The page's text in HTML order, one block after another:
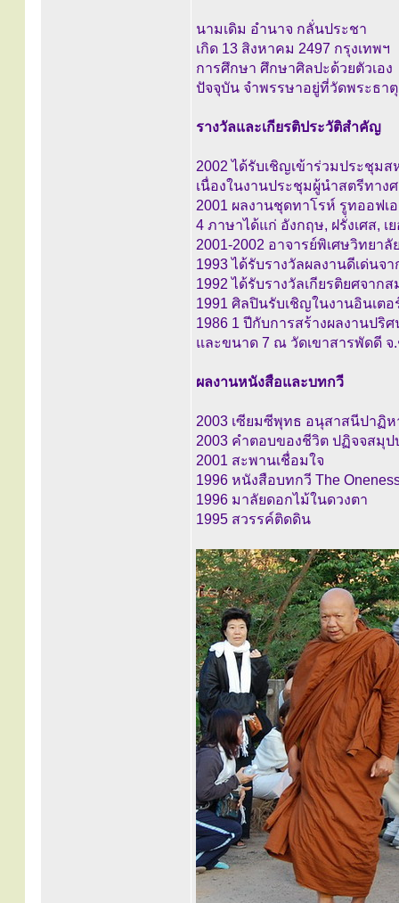
นามเดิม อำนาจ กลั่นประชา
เกิด 13 สิงหาคม 2497 กรุงเทพฯ
การศึกษา ศึกษาศิลปะด้วยตัวเอง
ปัจจุบัน จำพรรษาอยู่ที่วัดพระธา
รางวัลและเกียรติประวัติสำคัญ
2002 ได้รับเชิญเข้าร่วมประชุม
เนื่องในงานประชุมผู้นำสตรีทา
2001 ผลงานชุดทาโรห์ รูทออฟเ
4 ภาษาได้แก่ อังกฤษ, ฝรั่งเศส, เ
2001-2002 อาจารย์พิเศษวิทยา
1993 ได้รับรางวัลผลงานดีเด่นจ
1992 ได้รับรางวัลเกียรติยศจาก
1991 ศิลปินรับเชิญในงานอินเต
1986 1 ปีกับการสร้างผลงานปริ
และขนาด 7 ณ วัดเขาสารพัดดี
ผลงานหนังสือและบทกวี
2003 เซียมซีพุทธ อนุสาสนีปาฏิห
2003 คำตอบของชีวิต ปฏิจจสมุป
2001 สะพานเชื่อมใจ
1996 หนังสือบทกวี The
1996 มาลัยดอกไม้ในดวงตา
1995 สวรรค์ติดดิน